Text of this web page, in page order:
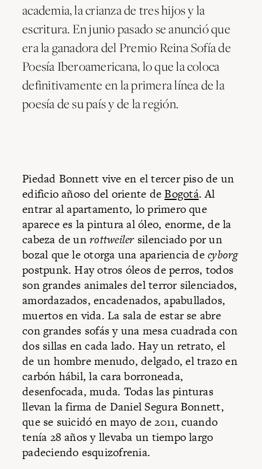
academia, la crianza de tres hijos y la
escritura. En junio pasado se anunció que
era la ganadora del Premio Reina Sofía de
Poesía Iberoamericana, lo que la coloca
definitivamente en la primera línea de la
poesía de su país y de la región.
Piedad Bonnett vive en el tercer piso de un
edificio añoso del oriente deBogotá. Al
entrar al apartamento, lo primero que
aparece es la pintura al óleo, enorme, de la
cabeza de unrottweilersilenciado por un
bozal que le otorga una apariencia decyborg
postpunk. Hay otros óleos de perros, todos
son grandes animales del terror silenciados,
amordazados, encadenados, apabullados,
muertos en vida. La sala de estar se abre
con grandes sofás y una mesa cuadrada con
dos sillas en cada lado. Hay un retrato, el
de un hombre menudo, delgado, el trazo en
carbón hábil, la cara borroneada,
desenfocada, muda. Todas las pinturas
llevan la firma de Daniel Segura Bonnett,
que se suicidó en mayo de 2011, cuando
tenía 28 años y llevaba un tiempo largo
padeciendo esquizofrenia.